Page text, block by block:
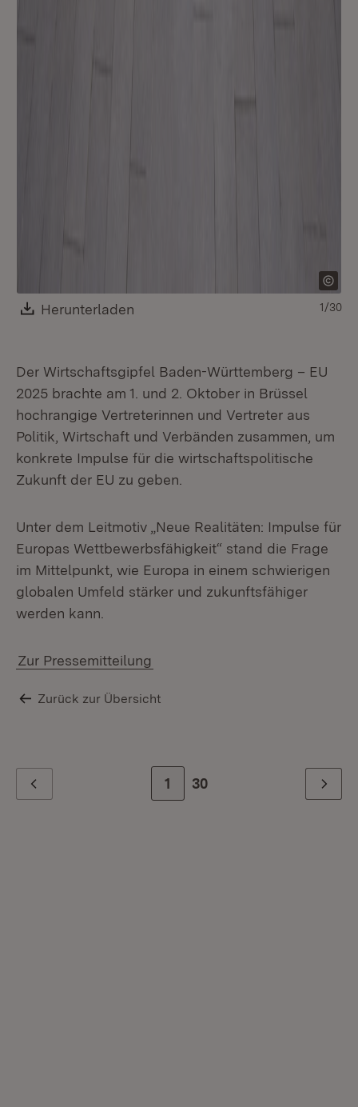
Download:
Herunterladen 1/30
Der Wirtschaftsgipfel Baden-Württemberg – EU
2025 brachte am 1. und 2. Oktober in Brüssel
hochrangige Vertreterinnen und Vertreter aus
Politik, Wirtschaft und Verbänden zusammen, um
konkrete Impulse für die wirtschaftspolitische
Zukunft der EU zu geben.
Unter dem Leitmotiv „Neue Realitäten: Impulse für
Europas Wettbewerbsfähigkeit“ stand die Frage
im Mittelpunkt, wie Europa in einem schwierigen
globalen Umfeld stärker und zukunftsfähiger
werden kann.
Zur Pressemitteilung
Zurück zur Übersicht
Zur Seite
1 Zur letzten Seite
30 Weiter